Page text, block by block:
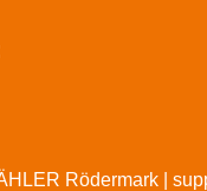
Rödermark |